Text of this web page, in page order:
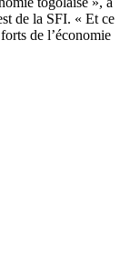
de la SFI. « Et ce
de l’économie